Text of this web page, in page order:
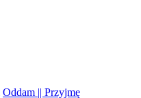
Oddam || Przyjmę